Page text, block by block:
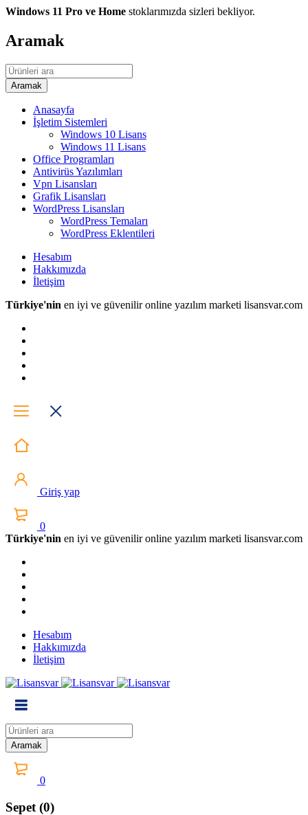
Windows 11 Pro ve Home stoklarımızda sizleri bekliyor.
Aramak
Anasayfa
İşletim Sistemleri
Windows 10 Lisans
Windows 11 Lisans
Office Programları
Antivirüs Yazılımları
Vpn Lisansları
Grafik Lisansları
WordPress Lisansları
WordPress Temaları
WordPress Eklentileri
Hesabım
Hakkımızda
İletişim
Türkiye'nin en iyi ve güvenilir online yazılım marketi lisansvar.com
Giriş yap
0
Türkiye'nin en iyi ve güvenilir online yazılım marketi lisansvar.com
Hesabım
Hakkımızda
İletişim
0
Sepet (0)